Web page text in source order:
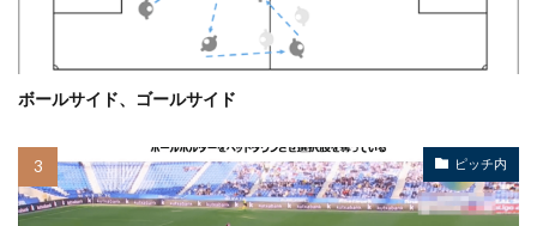
ボールサイド、ゴールサイド
ピッチ内